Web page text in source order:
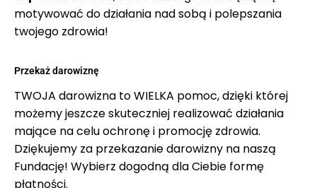
motywować do działania nad sobą i polepszania
twojego zdrowia!
Przekaż darowiznę
TWOJA darowizna to WIELKA pomoc, dzięki której
możemy jeszcze skuteczniej realizować działania
mające na celu ochronę i promocję zdrowia.
Dziękujemy za przekazanie darowizny na naszą
Fundację! Wybierz dogodną dla Ciebie formę
płatności.